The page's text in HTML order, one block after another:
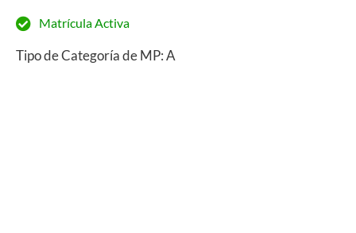
Matrícula Activa
Tipo de Categoría de MP: A